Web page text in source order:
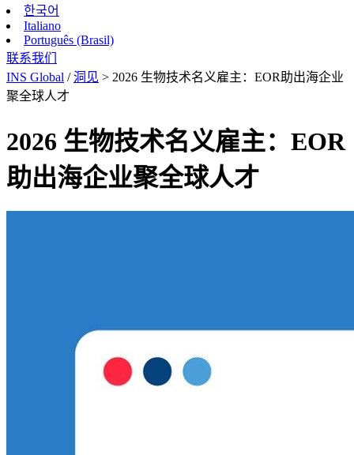
한국어
Italiano
Português (Brasil)
联系我们
INS Global /洞见 > 2026 生物技术名义雇主：EOR助出海企业
聚全球人才
2026 生物技术名义雇主：EOR
助出海企业聚全球人才